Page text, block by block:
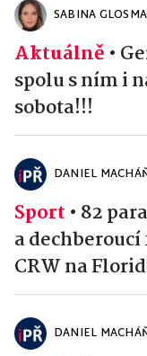
SABINA
Aktuálně •
spolu s ním i
sobota!!!
DANIEL
Sport • 82
a
CRW na
DANIEL